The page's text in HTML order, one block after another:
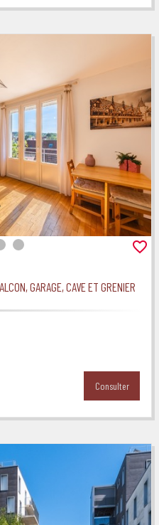
0
Photo 1Photo 2
GARAGE, CAVE ET GRENIER
Consulter